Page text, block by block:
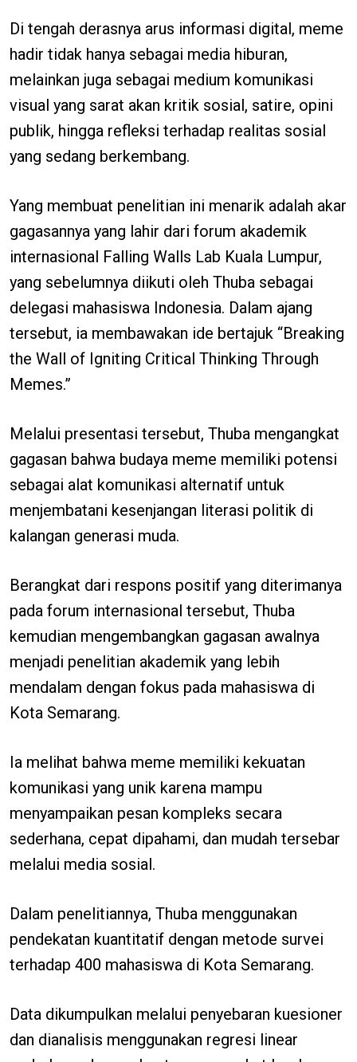
Di tengah derasnya arus informasi digital, meme
hadir tidak hanya sebagai media hiburan,
melainkan juga sebagai medium komunikasi
visual yang sarat akan kritik sosial, satire, opini
publik, hingga refleksi terhadap realitas sosial
yang sedang berkembang.
Yang membuat penelitian ini menarik adalah akar
gagasannya yang lahir dari forum akademik
internasional Falling Walls Lab Kuala Lumpur,
yang sebelumnya diikuti oleh Thuba sebagai
delegasi mahasiswa Indonesia. Dalam ajang
tersebut, ia membawakan ide bertajuk “Breaking
the Wall of Igniting Critical Thinking Through
Memes.”
Melalui presentasi tersebut, Thuba mengangkat
gagasan bahwa budaya meme memiliki potensi
sebagai alat komunikasi alternatif untuk
menjembatani kesenjangan literasi politik di
kalangan generasi muda.
Berangkat dari respons positif yang diterimanya
pada forum internasional tersebut, Thuba
kemudian mengembangkan gagasan awalnya
menjadi penelitian akademik yang lebih
mendalam dengan fokus pada mahasiswa di
Kota Semarang.
Ia melihat bahwa meme memiliki kekuatan
komunikasi yang unik karena mampu
menyampaikan pesan kompleks secara
sederhana, cepat dipahami, dan mudah tersebar
melalui media sosial.
Dalam penelitiannya, Thuba menggunakan
pendekatan kuantitatif dengan metode survei
terhadap 400 mahasiswa di Kota Semarang.
Data dikumpulkan melalui penyebaran kuesioner
dan dianalisis menggunakan regresi linear